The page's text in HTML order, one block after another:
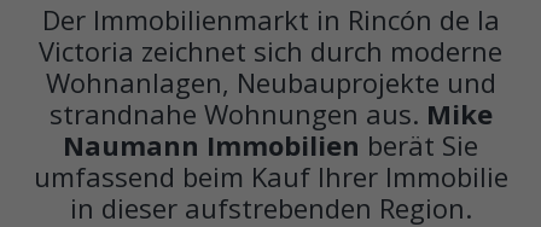
Der Immobilienmarkt in Rincón de la
Victoria zeichnet sich durch moderne
Wohnanlagen, Neubauprojekte und
strandnahe Wohnungen aus. Mike
Naumann Immobilien berät Sie
umfassend beim Kauf Ihrer Immobilie
in dieser aufstrebenden Region.